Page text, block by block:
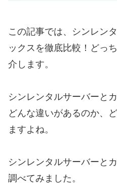
この記事では、シンレン
ックスを徹底比較！どっ
介します。
シンレンタルサーバーと
どんな違いがあるのか、
ますよね。
シンレンタルサーバーと
調べてみました。